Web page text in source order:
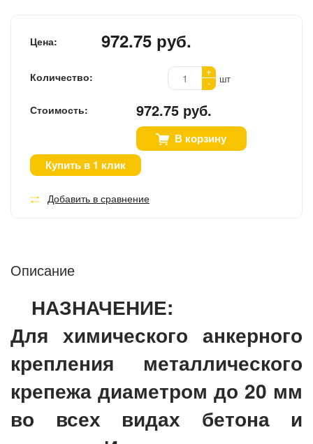
Цена: 972.75 руб.
Количество:
+
-
шт
Стоимость: 972.75 руб.
В корзину
Купить в 1 клик
Добавить в сравнение
Описание
НАЗНАЧЕНИЕ:
Для химического анкерного
крепления металлического
крепежа диаметром до 20 мм
во всех видах бетона и